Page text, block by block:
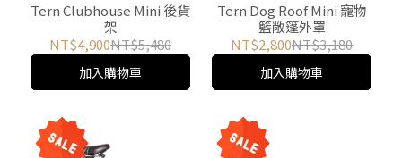
Tern Clubhouse Mini 後貨
架
NT$4,900NT$5,480
加入購物車
Tern Dog Roof Mini 寵物
籃敞篷外罩
NT$2,800NT$3,180
加入購物車